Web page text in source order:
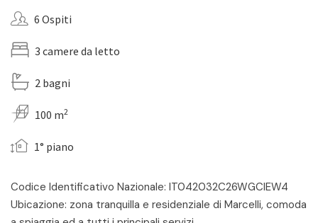
6 Ospiti
3 camere da letto
2 bagni
100 m2
1° piano
Codice Identificativo Nazionale: IT042032C26WGCIEW4
Ubicazione: zona tranquilla e residenziale di Marcelli, comoda